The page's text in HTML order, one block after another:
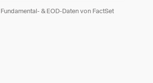
Fundamental- & EOD-Daten von FactSet